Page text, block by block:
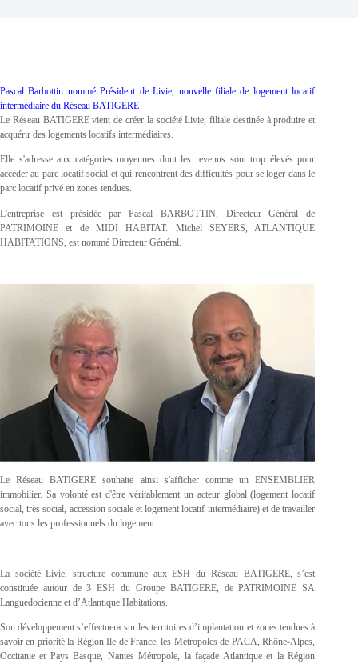
Pascal Barbottin nommé Président de Livie, nouvelle filiale de logement locatif
intermédiaire du Réseau BATIGERE
Le Réseau BATIGERE vient de créer la société Livie, filiale destinée à produire et
acquérir des logements locatifs intermédiaires.
Elle s'adresse aux catégories moyennes dont les revenus sont trop élevés pour
accéder au parc locatif social et qui rencontrent des difficultés pour se loger dans le
parc locatif privé en zones tendues.
L'entreprise est présidée par Pascal BARBOTTIN, Directeur Général de
PATRIMOINE et de MIDI HABITAT. Michel SEYERS, ATLANTIQUE
HABITATIONS, est nommé Directeur Général.
Le Réseau BATIGERE souhaite ainsi s'afficher comme un ENSEMBLIER
immobilier. Sa volonté est d'être véritablement un acteur global (logement locatif
social, très social, accession sociale et logement locatif intermédiaire) et de travailler
avec tous les professionnels du logement.
La société Livie, structure commune aux ESH du Réseau BATIGERE, s’est
constituée autour de 3 ESH du Groupe BATIGERE, de PATRIMOINE SA
Languedocienne et d’Atlantique Habitations.
Son développement s’effectuera sur les territoires d’implantation et zones tendues à
savoir en priorité la Région Ile de France, les Métropoles de PACA, Rhône-Alpes,
Occitanie et Pays Basque, Nantes Métropole, la façade Atlantique et la Région